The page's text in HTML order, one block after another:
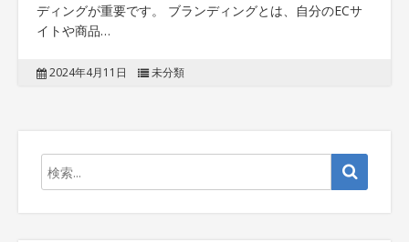
ディングが重要です。 ブランディングとは、自分のECサ
イトや商品…
2024年4月11日 未分類